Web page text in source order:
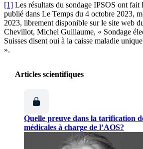
[1] Les résultats du sondage IPSOS ont fait
publié dans Le Temps du 4 octobre 2023,
2023, librement disponible sur le site web
Chevillot, Michel Guillaume, « Sondage
Suisses disent oui à la caisse maladie
».
Articles scientifiques
Quelle preuve dans la tarification
médicales à charge de l’AOS?